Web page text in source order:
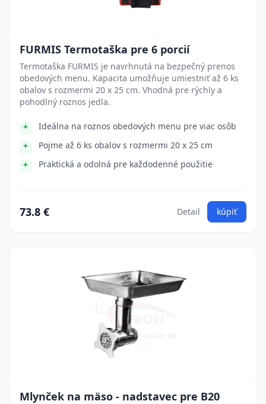
FURMIS Termotaška pre 6 porcií
Termotaška FURMIS je navrhnutá na bezpečný prenos
obedových menu. Kapacita umožňuje umiestniť až 6 ks
obalov s rozmermi 20 x 25 cm. Vhodná pre rýchly a
pohodlný roznos jedla.
Ideálna na roznos obedových menu pre viac osôb
Pojme až 6 ks obalov s rozmermi 20 x 25 cm
Praktická a odolná pre každodenné použitie
73.8 € Detail kúpiť
Mlynček na mäso - nadstavec pre B20